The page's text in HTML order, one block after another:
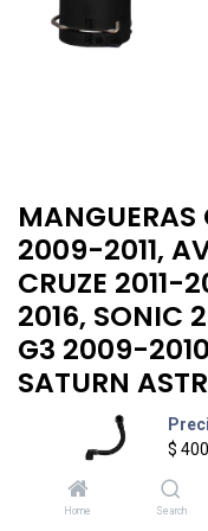
$
Home Search
MANGUERAS
2009-2011,
CRUZE 2011-
2016, SONIC
G3 2009-
SATURN
400.00